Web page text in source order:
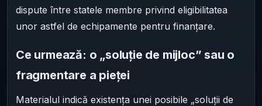
dispute între statele membre privind eligibilitatea
unor astfel de echipamente pentru finanțare.
Ce urmează: o „soluție de mijloc” sau o
fragmentare a pieței
Materialul indică existența unei posibile „soluții de